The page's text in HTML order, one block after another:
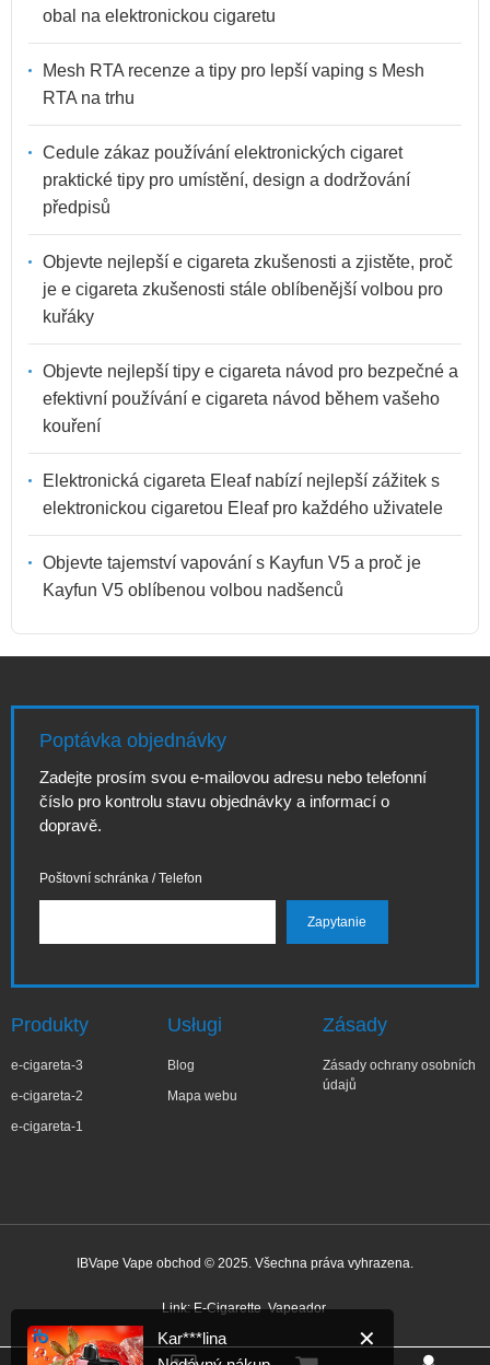
obal na elektronickou cigaretu
Mesh RTA recenze a tipy pro lepší vaping s Mesh
RTA na trhu
Cedule zákaz používání elektronických cigaret
praktické tipy pro umístění, design a dodržování
předpisů
Objevte nejlepší e cigareta zkušenosti a zjistěte, proč
je e cigareta zkušenosti stále oblíbenější volbou pro
kuřáky
Objevte nejlepší tipy e cigareta návod pro bezpečné a
efektivní používání e cigareta návod během vašeho
kouření
Elektronická cigareta Eleaf nabízí nejlepší zážitek s
elektronickou cigaretou Eleaf pro každého uživatele
Objevte tajemství vapování s Kayfun V5 a proč je
Kayfun V5 oblíbenou volbou nadšenců
Poptávka objednávky
Zadejte prosím svou e-mailovou adresu nebo telefonní
číslo pro kontrolu stavu objednávky a informací o
dopravě.
Poštovní schránka / Telefon
Produkty
e-cigareta-3
e-cigareta-2
e-cigareta-1
Usługi
Blog
Mapa webu
Zásady
Zásady ochrany osobních
údajů
IBVape Vape obchod © 2025. Všechna práva vyhrazena.
Link: E-Cigarette Vapeador
✕
Kar***lina